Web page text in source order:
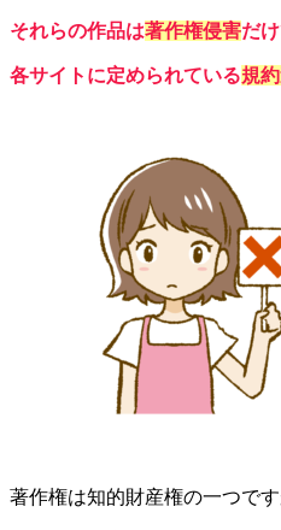
それらの作品は著作権侵害だけ
各サイトに定められている規
著作権は知的財産権の一つで